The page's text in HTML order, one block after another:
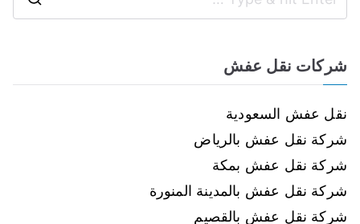
شركات نقل عفش
نقل عفش السعودية
شركة نقل عفش بالرياض
شركة نقل عفش بمكة
شركة نقل عفش بالمدينة المنورة
شركة نقل عفش بالقصيم